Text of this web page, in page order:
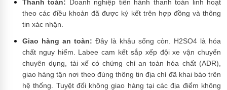
Thanh toán: Doanh nghiệp tiến hành thanh toán linh hoạt
theo các điều khoản đã được ký kết trên hợp đồng và thông
tin xác nhận.
Giao hàng an toàn: Đây là khâu sống còn. H2SO4 là hóa
chất nguy hiểm. Labee cam kết sắp xếp đội xe vận chuyển
chuyên dụng, tài xế có chứng chỉ an toàn hóa chất (ADR),
giao hàng tận nơi theo đúng thông tin địa chỉ đã khai báo trên
hệ thống. Tuyệt đối không giao hàng tại các địa điểm không